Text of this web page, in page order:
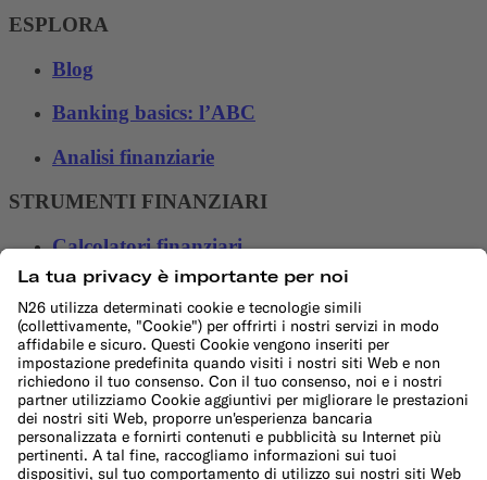
ESPLORA
Blog
Banking basics: l’ABC
Analisi finanziarie
STRUMENTI FINANZIARI
Calcolatori finanziari
Calcolatore budget mensile
Calcolatore di risparmio 50/30/20
Calcolatore di interessi
Calcolatore dell'inflazione
Calcolatore spese di trasferimento